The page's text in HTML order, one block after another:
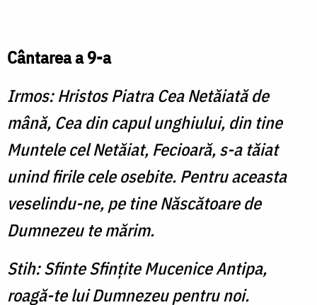
Cântarea a 9-a
Irmos: Hristos Piatra Cea Netăiată de
mână, Cea din capul unghiului, din tine
Muntele cel Netăiat, Fecioară, s-a tăiat
unind firile cele osebite. Pentru aceasta
veselindu-ne, pe tine Născătoare de
Dumnezeu te mărim.
Stih: Sfinte Sfinţite Mucenice Antipa,
roagă-te lui Dumnezeu pentru noi.